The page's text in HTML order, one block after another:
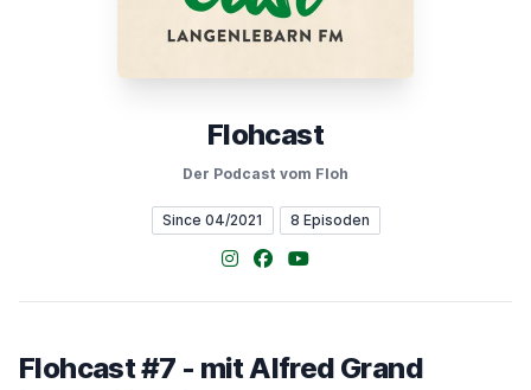
Flohcast
Der Podcast vom Floh
Since 04/2021 8 Episoden
Instagram
Facebook
YouTube
Flohcast #7 - mit Alfred Grand